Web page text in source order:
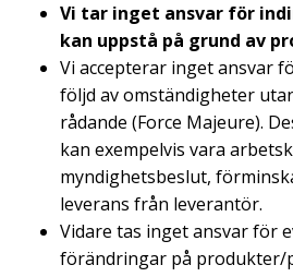
Vi tar inget ansvar för
kan uppstå på grund av
Vi accepterar inget ansvar
följd av omständigheter
rådande (Force Majeure).
kan exempelvis vara
myndighetsbeslut,
leverans från leverantör.
Vidare tas inget ansvar för
förändringar på produkter/